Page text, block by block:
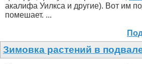
акалифа Уилкса и другие). Вот им
помешает. ...
Зимовка растений в